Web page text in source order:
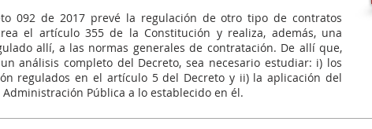
092 de 2017 prevé la regulación de otro tipo de contratos
el artículo 355 de la Constitución y realiza, además, una
allí, a las normas generales de contratación. De allí que,
análisis completo del Decreto, sea necesario estudiar: i) los
regulados en el artículo 5 del Decreto y ii) la aplicación del
Pública a lo establecido en él.